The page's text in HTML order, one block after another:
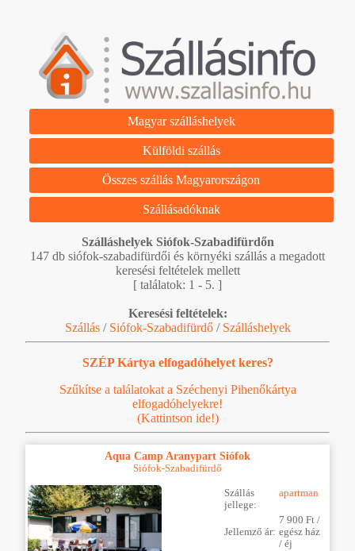
Magyar szálláshelyek
Külföldi szállás
Összes szállás Magyarországon
Szállásadóknak
Szálláshelyek Siófok-Szabadifürdőn
147 db siófok-szabadifürdői és környéki szállás a megadott
keresési feltételek mellett
[ találatok: 1 - 5. ]
Keresési feltételek:
Szállás/ Siófok-Szabadifürdő/ Szálláshelyek
SZÉP Kártya elfogadóhelyet keres?
Szűkítse a találatokat a Széchenyi Pihenőkártya
elfogadóhelyekre!
(Kattintson ide!)
Aqua Camp Aranypart Siófok
Siófok-Szabadifürdő
Szállás
jellege:
apartman
Jellemző ár:
7 900 Ft /
egész ház
/ éj